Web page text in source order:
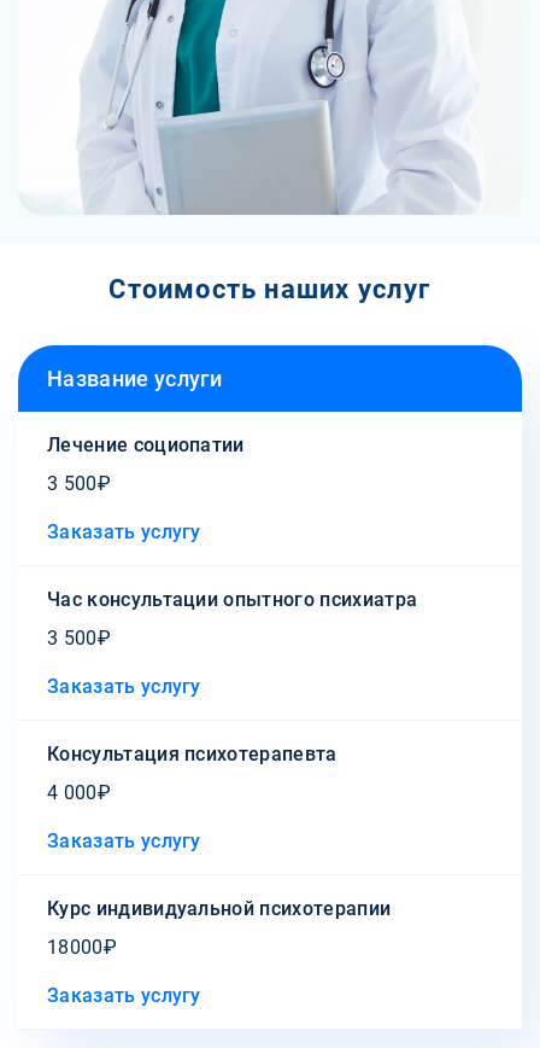
Стоимость наших услуг
Название услуги
Лечение социопатии
3 500₽
Заказать услугу
Час консультации опытного психиатра
3 500₽
Заказать услугу
Консультация психотерапевта
4 000₽
Заказать услугу
Курс индивидуальной психотерапии
18000₽
Заказать услугу